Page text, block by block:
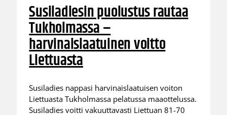
Susiladiesin puolustus rautaa
Tukholmassa –
harvinaislaatuinen voitto
Liettuasta
Susiladies nappasi harvinaislaatuisen voiton
Liettuasta Tukholmassa pelatussa maaottelussa.
Susiladies voitti vakuuttavasti Liettuan 81-70